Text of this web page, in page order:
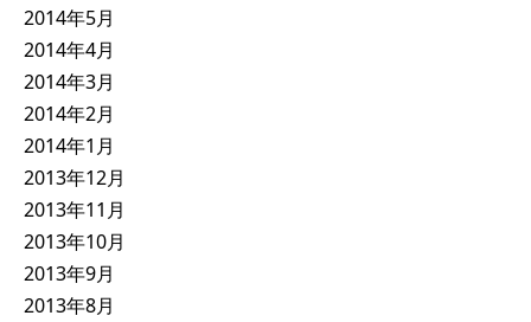
2014年5月
2014年4月
2014年3月
2014年2月
2014年1月
2013年12月
2013年11月
2013年10月
2013年9月
2013年8月